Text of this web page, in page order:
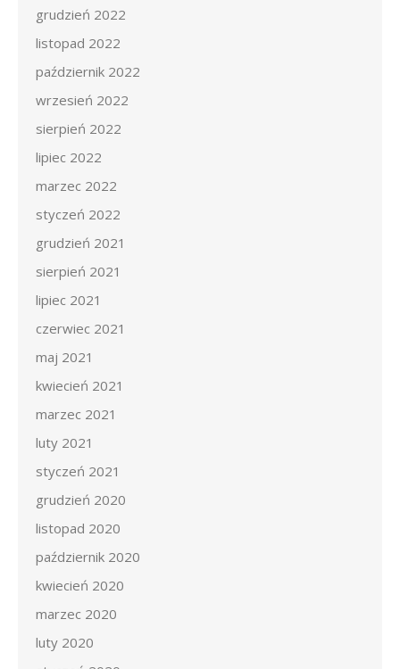
grudzień 2022
listopad 2022
październik 2022
wrzesień 2022
sierpień 2022
lipiec 2022
marzec 2022
styczeń 2022
grudzień 2021
sierpień 2021
lipiec 2021
czerwiec 2021
maj 2021
kwiecień 2021
marzec 2021
luty 2021
styczeń 2021
grudzień 2020
listopad 2020
październik 2020
kwiecień 2020
marzec 2020
luty 2020